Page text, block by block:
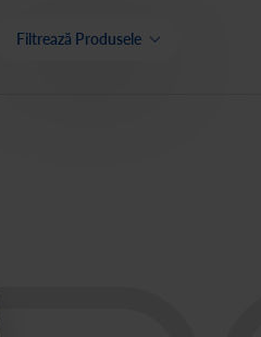
Filtrează Produsele